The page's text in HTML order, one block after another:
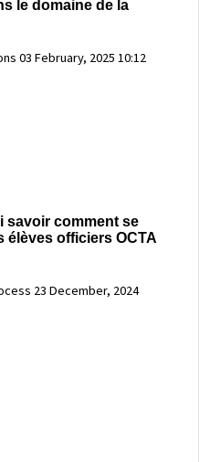
le domaine de la
03 February, 2025 10:12
savoir comment se
élèves officiers OCTA
23 December, 2024